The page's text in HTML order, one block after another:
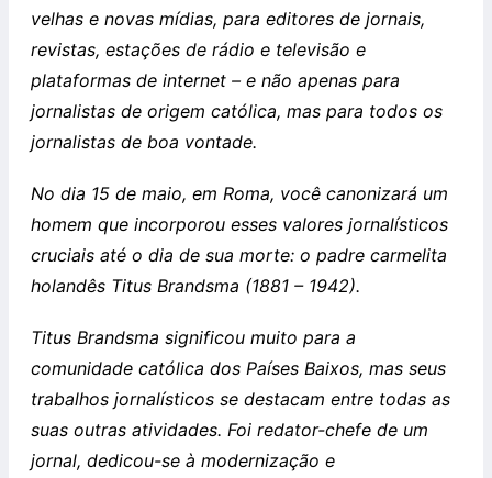
velhas e novas mídias, para editores de jornais,
revistas, estações de rádio e televisão e
plataformas de internet – e não apenas para
jornalistas de origem católica, mas para todos os
jornalistas de boa vontade.
No dia 15 de maio, em Roma, você canonizará um
homem que incorporou esses valores jornalísticos
cruciais até o dia de sua morte: o padre carmelita
holandês Titus Brandsma (1881 – 1942).
Titus Brandsma significou muito para a
comunidade católica dos Países Baixos, mas seus
trabalhos jornalísticos se destacam entre todas as
suas outras atividades. Foi redator-chefe de um
jornal, dedicou-se à modernização e